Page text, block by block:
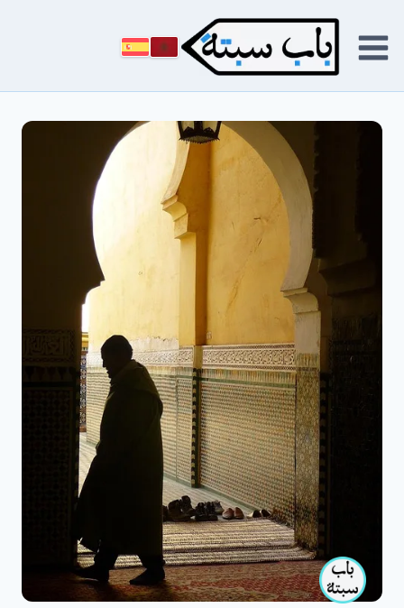
إلى
المحتوى